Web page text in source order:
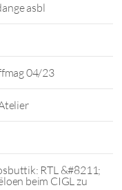
asbl
04/23
RTL &#8211;
beim CIGL zu